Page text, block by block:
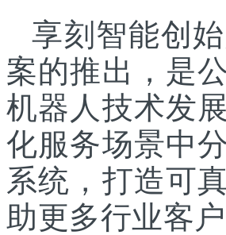
享刻智能创
案的推出，是
机器人技术发
化服务场景中
系统，打造可
助更多行业客